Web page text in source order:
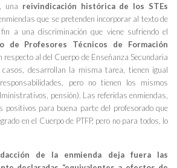
, una reivindicación histórica de los STEs
que se pretenden incorporar al texto de
a una discriminación que viene sufriendo el
de Profesores Técnicos de Formación
respecto al del Cuerpo de Enseñanza Secundaria
casos, desarrollan la misma tarea, tienen igual
pero no tienen los mismos
pensión). Las referidas enmiendas,
positivos para buena parte del profesorado que
en el Cuerpo de PTFP, pero no para todos, lo
de la enmienda deja fuera las